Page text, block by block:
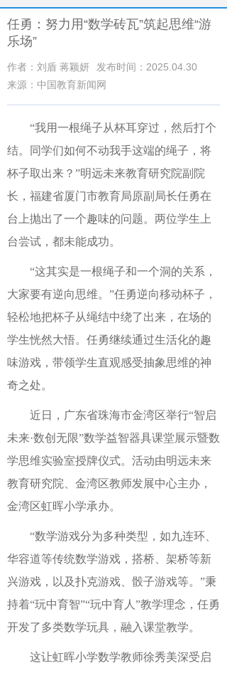
任勇：努力用“数学砖瓦”筑起思维“游
乐场”
作者：刘盾 蒋颖妍
发布时间：2025.04.30
来源：中国教育新闻网
“我用一根绳子从杯耳穿过，然后打个
结。同学们如何不动我手这端的绳子，将
杯子取出来？”明远未来教育研究院副院
长，福建省厦门市教育局原副局长任勇在
台上抛出了一个趣味的问题。两位学生上
台尝试，都未能成功。
“这其实是一根绳子和一个洞的关系，
大家要有逆向思维。”任勇逆向移动杯子，
轻松地把杯子从绳结中绕了出来，在场的
学生恍然大悟。任勇继续通过生活化的趣
味游戏，带领学生直观感受抽象思维的神
奇之处。
近日，广东省珠海市金湾区举行“智启
未来·数创无限”数学益智器具课堂展示暨数
学思维实验室授牌仪式。活动由明远未来
教育研究院、金湾区教师发展中心主办，
金湾区虹晖小学承办。
“数学游戏分为多种类型，如九连环、
华容道等传统数学游戏，搭桥、架桥等新
兴游戏，以及扑克游戏、骰子游戏等。”秉
持着“玩中育智”“玩中育人”教学理念，任勇
开发了多类数学玩具，融入课堂教学。
这让虹晖小学数学教师徐秀美深受启